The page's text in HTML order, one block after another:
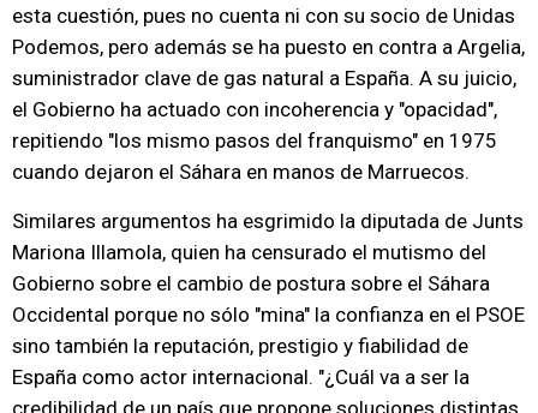
esta cuestión, pues no cuenta ni con su socio de Unidas
Podemos, pero además se ha puesto en contra a Argelia,
suministrador clave de gas natural a España. A su juicio,
el Gobierno ha actuado con incoherencia y "opacidad",
repitiendo "los mismo pasos del franquismo" en 1975
cuando dejaron el Sáhara en manos de Marruecos.
Similares argumentos ha esgrimido la diputada de Junts
Mariona Illamola, quien ha censurado el mutismo del
Gobierno sobre el cambio de postura sobre el Sáhara
Occidental porque no sólo "mina" la confianza en el PSOE
sino también la reputación, prestigio y fiabilidad de
España como actor internacional. "¿Cuál va a ser la
credibilidad de un país que propone soluciones distintas